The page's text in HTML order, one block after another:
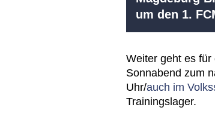
um den 1.
Weiter geht es
Sonnabend zum
Uhr/auch im
Trainingslager.